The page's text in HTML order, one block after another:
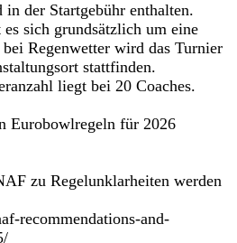
in der Startgebühr enthalten.
sich grundsätzlich um eine
Regenwetter wird das Turnier
stattfinden.
liegt bei 20 Coaches.
Eurobowlregeln für 2026
zu Regelunklarheiten werden
recommendations-and-